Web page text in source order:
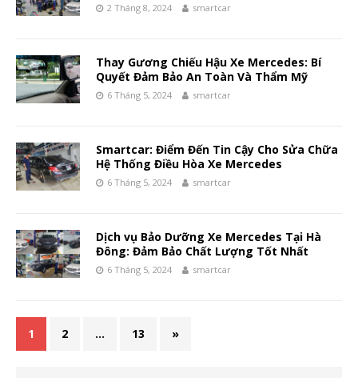
2 Tháng 8, 2024 smartcar
Thay Gương Chiếu Hậu Xe Mercedes: Bí
Quyết Đảm Bảo An Toàn Và Thẩm Mỹ
6 Tháng 5, 2024 smartcar
Smartcar: Điểm Đến Tin Cậy Cho Sửa Chữa
Hệ Thống Điều Hòa Xe Mercedes
6 Tháng 5, 2024 smartcar
Dịch vụ Bảo Dưỡng Xe Mercedes Tại Hà
Đông: Đảm Bảo Chất Lượng Tốt Nhất
6 Tháng 5, 2024 smartcar
1 2 … 13 »